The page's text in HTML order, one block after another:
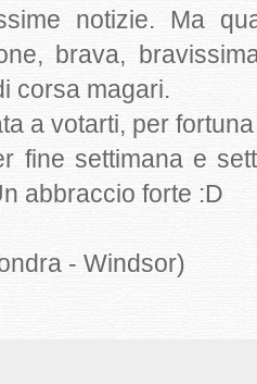
notizie. Ma
brava,
corsa magari.
a votarti, per
fine settimana e
abbraccio forte :D
- Windsor)